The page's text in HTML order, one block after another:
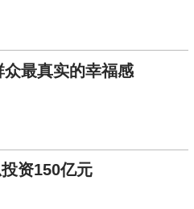
最真实的幸福感
资150亿元